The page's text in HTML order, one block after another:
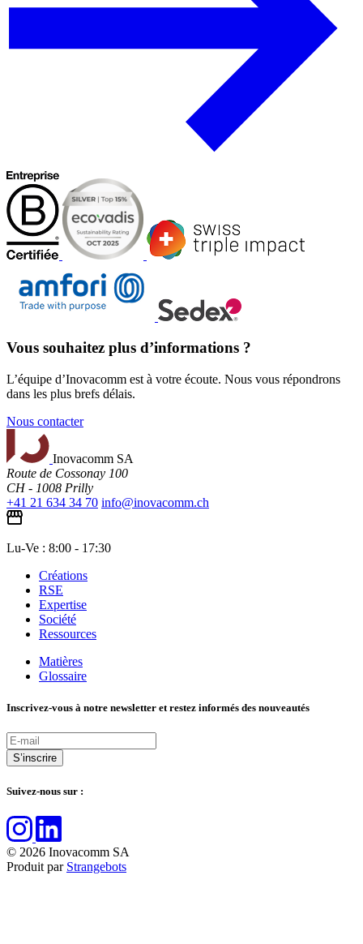
Vous souhaitez plus d’informations ?
L’équipe d’Inovacomm est à votre écoute. Nous vous répondrons
dans les plus brefs délais.
Nous contacter
Inovacomm SA
Route de Cossonay 100
CH - 1008 Prilly
+41 21 634 34 70 info@inovacomm.ch
Lu-Ve : 8:00 - 17:30
Créations
RSE
Expertise
Société
Ressources
Matières
Glossaire
Inscrivez-vous à notre newsletter et restez informés des nouveautés
Suivez-nous sur :
© 2026 Inovacomm SA
Produit par Strangebots